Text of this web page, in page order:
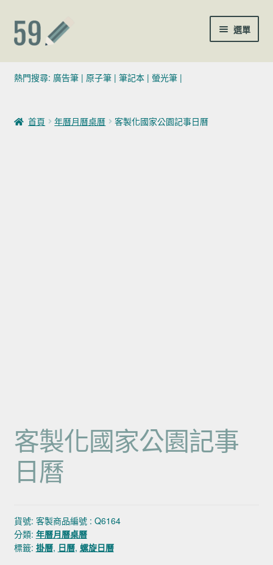
跳至導覽列
跳至主要內容 選單
(02)7729-4140
聯絡我們
熱門搜尋: 廣告筆| 原子筆| 筆記本| 螢光筆|
首頁 年曆月曆桌曆 客製化國家公園記事日曆
客製化國家公園記事
日曆
貨號: 客製商品編號 : Q6164
分類: 年曆月曆桌曆
標籤: 掛曆, 日曆, 螺旋日曆